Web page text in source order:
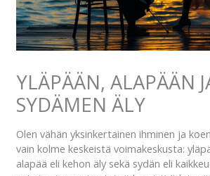
YLÄPÄÄN, ALAPÄÄN
SYDÄMEN ÄLY
Olen vähän yksinkertainen ihminen ja
vain kolme keskeistä voimakeskusta:
alapää eli kehon äly sekä sydän eli